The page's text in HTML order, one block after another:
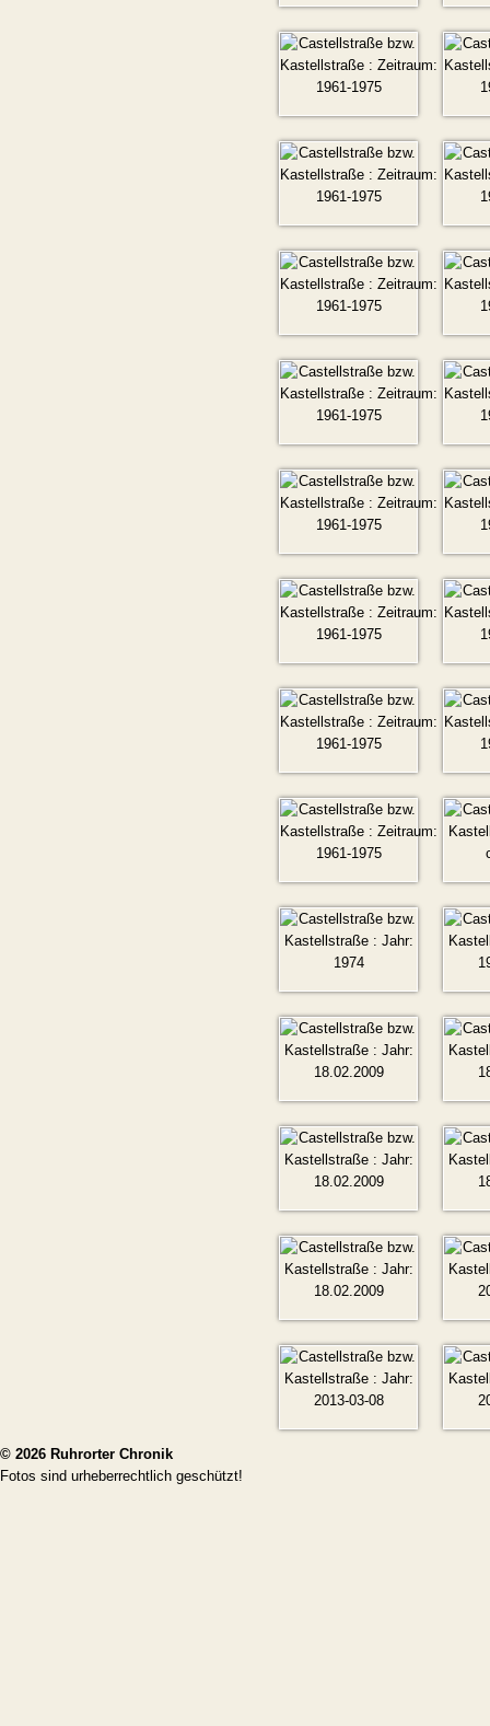
© 2026 Ruhrorter Chronik
Fotos sind urheberrechtlich geschützt!